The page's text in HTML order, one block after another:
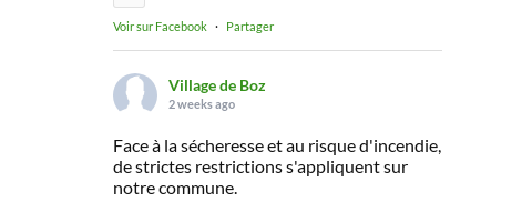
Voir sur Facebook · Partager
Village de Boz
2 weeks ago
Face à la sécheresse et au risque d'incendie,
de strictes restrictions s'appliquent sur
notre commune.